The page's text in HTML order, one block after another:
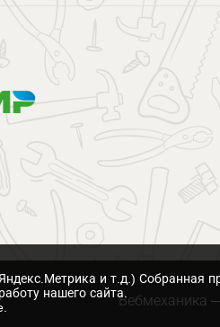
Вебмеханика
и т.д.) Собранная
нашего сайта.